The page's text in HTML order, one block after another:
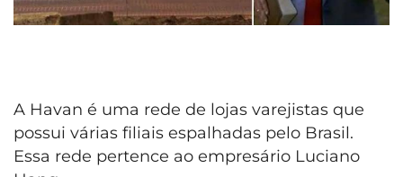
A Havan é uma rede de lojas varejistas que
possui várias filiais espalhadas pelo Brasil.
Essa rede pertence ao empresário Luciano